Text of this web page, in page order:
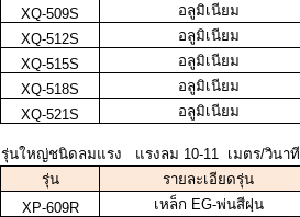
XQ-509S
อลูมิเนียม
XQ-512S
อลูมิเนียม
XQ-515S
อลูมิเนียม
XQ-518S
อลูมิเนียม
XQ-521S
อลูมิเนียม
รุ่นใหญ่ชนิดลมแรง แรงลม 10-11 เมตร/วินาที
รุ่น
รายละเอียดรุ่น
XP-609R
เหล็ก EG-พ่นสีฝฺน